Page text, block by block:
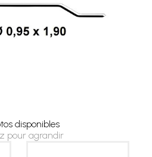
disponibles
pour agrandir